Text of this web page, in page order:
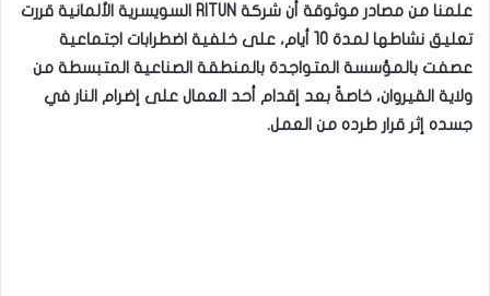
علمنا من مصادر موثوقة أن شركة RITUN السويسرية الألمانية قررت
تعليق نشاطها لمدة 10 أيام، على خلفية اضطرابات اجتماعية
عصفت بالمؤسسة المتواجدة بالمنطقة الصناعية المتبسطة من
ولاية القيروان، خاصةً بعد إقدام أحد العمال على إضرام النار في
جسده إثر قرار طرده من العمل.